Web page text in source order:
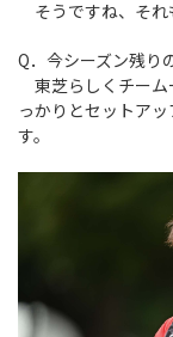
そうですね、それ
Q．今シーズン残り
東芝らしくチーム
っかりとセットア
す。